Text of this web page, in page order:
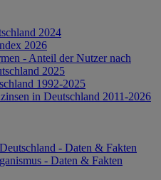
2024
2026
- Anteil der Nutzer nach
2025
1992-2025
in Deutschland 2011-2026
- Daten & Fakten
- Daten & Fakten